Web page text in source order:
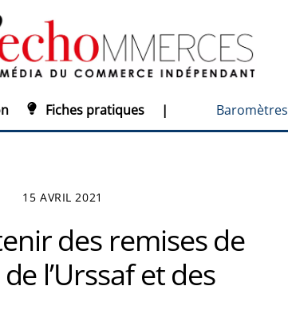
Fiches pratiques | Baromètres
15 AVRIL 2021
des remises de
l’Urssaf et des